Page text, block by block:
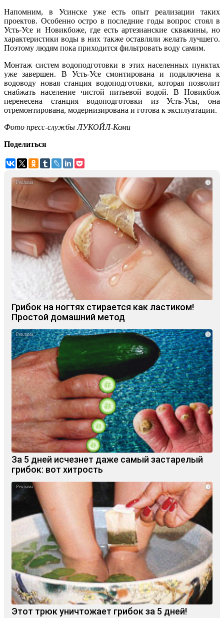
Напомним, в Усинске уже есть опыт реализации таких
проектов. Особенно остро в последние годы вопрос стоял в
Усть-Усе и Новикбоже, где есть артезианские скважины, но
характеристики воды в них также оставляли желать лучшего.
Поэтому людям пока приходится фильтровать воду самим.
Монтаж систем водоподготовки в этих населенных пунктах
уже завершен. В Усть-Усе смонтирована и подключена к
водоводу новая станция водоподготовки, которая позволит
снабжать население чистой питьевой водой. В Новикбож
перенесена станция водоподготовки из Усть-Усы, она
отремонтирована, модернизирована и готова к эксплуатации.
Фото пресс-службы ЛУКОЙЛ-Коми
Поделиться
i
Грибок на ногтях стирается как ластиком!
Простой домашний метод
i
За 5 дней исчезнет даже самый застарелый
грибок: вот хитрость
i
Этот трюк уничтожает грибок за 5 дней!